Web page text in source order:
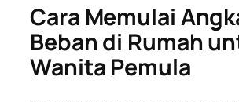
Cara Memulai
Beban di Rumah
Wanita Pemula